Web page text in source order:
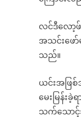
လင်ဒီလော့
အသင်းဖေ
သည်။
ယင်းအဖြ
မေးမြန်
သက်သောင့်